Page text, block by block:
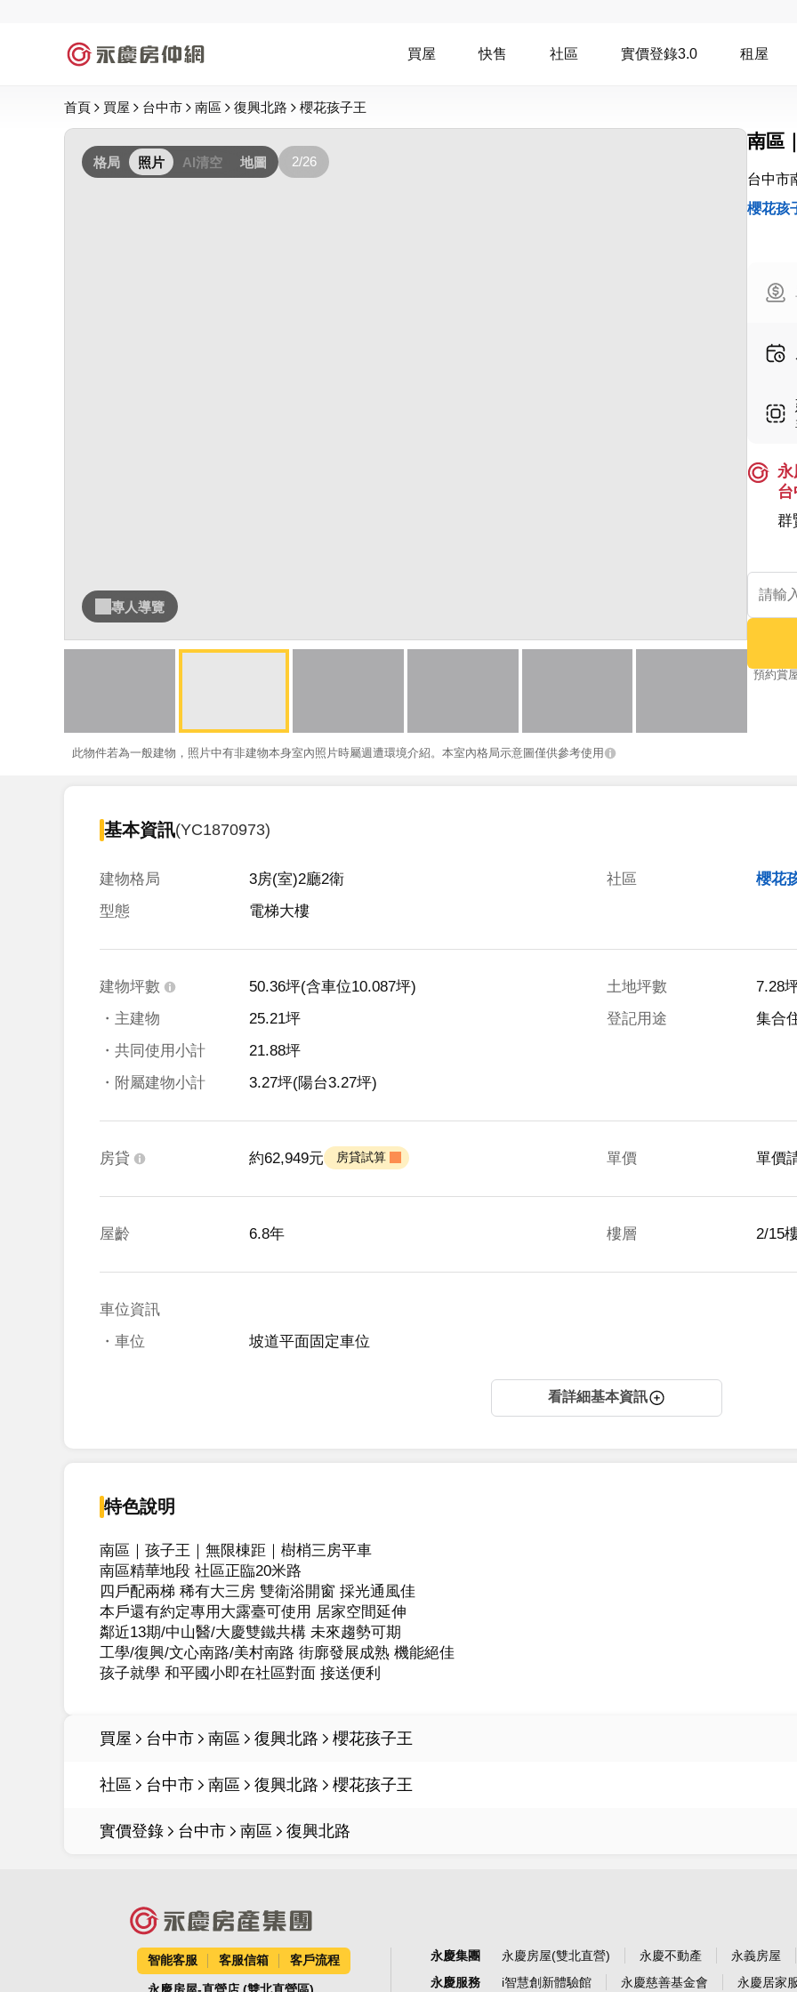
買屋 快售 社區 實價登錄3.0 租屋
首頁 買屋 台中市 南區 復興北路 櫻花孩子王
格局 照片 AI清空 地圖 2/26
專人導覽
此物件若為一般建物，照片中有非建物本身室內照片時屬週遭環境介紹。本室內格局示意圖僅供參考使用
南區
台中市
櫻花孩
永
群
預約賞
基本資訊(YC1870973)
建物格局
3房(室)2廳2衛
型態
電梯大樓
社區 櫻花
建物坪數 50.36坪(含車位10.087坪)
・主建物
25.21坪
・共同使用小計
21.88坪
・附屬建物小計
3.27坪(陽台3.27坪)
土地坪數
7.28
登記用途
集合
房貸 約62,949元 房貸試算 單價 單價
屋齡 6.8年 樓層 2/15
車位資訊
・車位
坡道平面固定車位
看詳細基本資訊
特色說明
南區｜孩子王｜無限棟距｜樹梢三房平車
南區精華地段 社區正臨20米路
四戶配兩梯 稀有大三房 雙衛浴開窗 採光通風佳
本戶還有約定專用大露臺可使用 居家空間延伸
鄰近13期/中山醫/大慶雙鐵共構 未來趨勢可期
工學/復興/文心南路/美村南路 街廓發展成熟 機能絕佳
孩子就學 和平國小即在社區對面 接送便利
買屋 台中市 南區 復興北路 櫻花孩子王
社區 台中市 南區 復興北路 櫻花孩子王
實價登錄 台中市 南區 復興北路
智能客服 客服信箱 客戶流程
永慶房屋-直營店 (雙北直營區)
永慶集團 永慶房屋(雙北直營) 永慶不動產
永義房屋
永慶服務
i智慧創新體驗館 永慶慈善基金會 永慶居家